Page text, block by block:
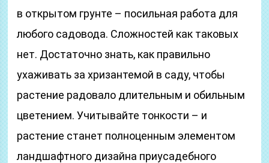
в открытом грунте – посильная работа для
любого садовода. Сложностей как таковых
нет. Достаточно знать, как правильно
ухаживать за хризантемой в саду, чтобы
растение радовало длительным и обильным
цветением. Учитывайте тонкости – и
растение станет полноценным элементом
ландшафтного дизайна приусадебного